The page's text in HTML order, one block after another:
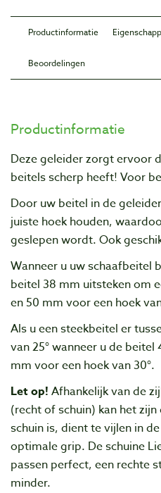
Productinformatie
Beoordelingen
Productinformatie
Deze geleider zorgt ervoor
beitels scherp heeft! Voor
Door uw beitel in de
juiste hoek houden,
geslepen wordt. Ook
Wanneer u uw schaafbeitel
beitel 38 mm uitsteken om
en 50 mm voor een hoek
Als u een steekbeitel er
van 25° wanneer u de
mm voor een hoek van 30°.
Let op! Afhankelijk van de
(recht of schuin) kan het
schuin is, dient te vijlen in
optimale grip. De schuine
passen perfect, een rechte
minder.